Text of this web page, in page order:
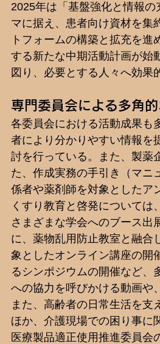
2025年は「基盤強化と情報の
マに据え、患者向け資材を集
トフォームの構築と拡充を
する新たな中期活動計画が始
図り、必要とする人々へ効果
専門委員会による多角
各委員会における活動成果も
者により分かりやすい情報を
討を行っている。また、製薬
た、作成実務の手引き（マニ
係者や薬剤師を対象としたア
くすり教育と啓発については
さまざまな学会へのブース出
に、薬物乱用防止教室と融合
象としたオンライン講座の開
るシンポジウムの開催など、
への協力を呼びかける動画や
また、高齢者の日常生活を支
ほか、介護現場での困り事に
医療製品適正使用推進委員会